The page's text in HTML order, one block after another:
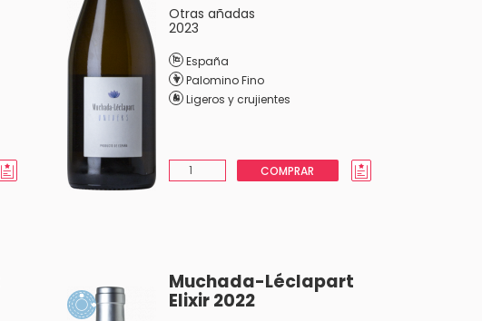
Otras añadas
2023
España
Palomino Fino
Ligeros y crujientes
COMPRAR
Muchada-Léclapart
Elixir 2022